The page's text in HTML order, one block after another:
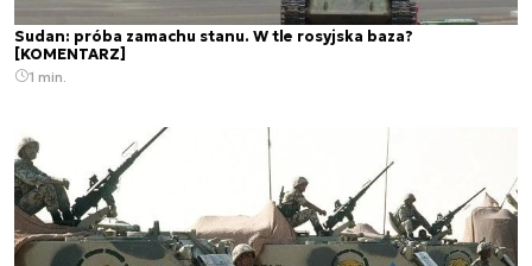
Sudan: próba zamachu stanu. W tle rosyjska baza?
[KOMENTARZ]
1 min.